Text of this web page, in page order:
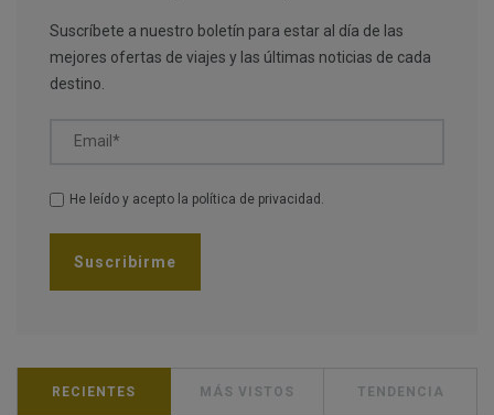
Suscríbete a nuestro boletín para estar al día de las
mejores ofertas de viajes y las últimas noticias de cada
destino.
Email*
He leído y acepto la política de privacidad
RECIENTES MÁS VISTOS TENDENCIA